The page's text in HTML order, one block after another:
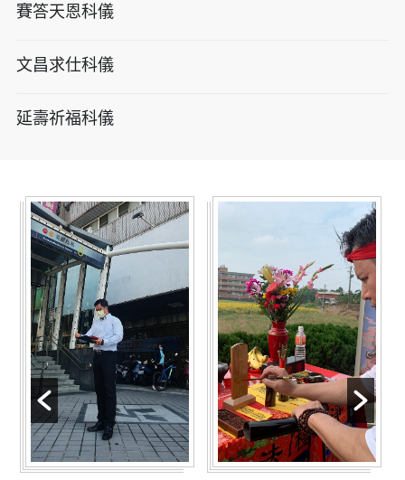
賽答天恩科儀
文昌求仕科儀
延壽祈福科儀